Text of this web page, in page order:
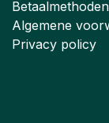
Betaalmethoden
Algemene
Privacy policy